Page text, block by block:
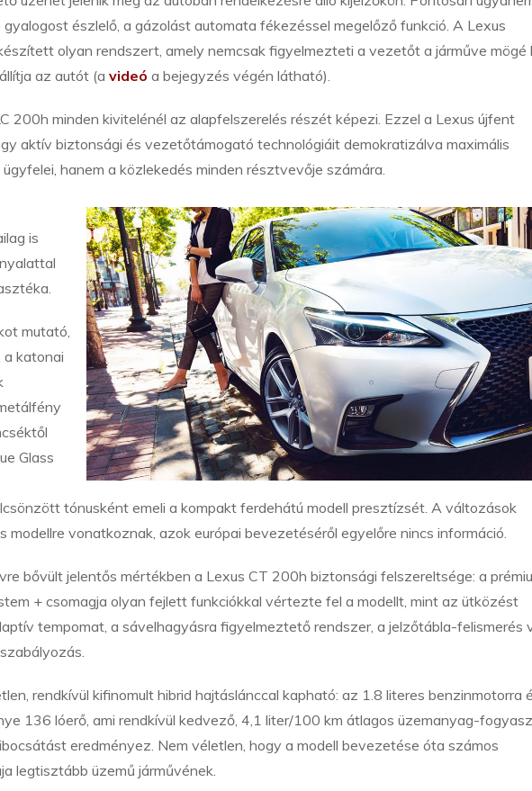
észlelő, a gázolást automata fékezéssel megelőző funkció. A Lexus
olyan rendszert, amely nemcsak figyelmezteti a vezetőt a járműve mögé
az autót (a videó a bejegyzés végén látható).
200h minden kivitelénél az alapfelszerelés részét képezi. Ezzel a Lexus újfent
aktív biztonsági és vezetőtámogató technológiáit demokratizálva maximális
hanem a közlekedés minden résztvevője számára.
is
mutató,
a katonai
Glass
tónusként emeli a kompakt ferdehátú modell presztízsét. A változások
modellre vonatkoznak, azok európai bevezetéséről egyelőre nincs információ.
bővült jelentős mértékben a Lexus CT 200h biztonsági felszereltsége: a
+ csomagja olyan fejlett funkciókkal vértezte fel a modellt, mint az ütközést
tempomat, a sávelhagyásra figyelmeztető rendszer, a jelzőtábla-felismerés
rendkívül kifinomult hibrid hajtáslánccal kapható: az 1.8 literes benzinmotorra
136 lóerő, ami rendkívül kedvező, 4,1 liter/100 km átlagos üzemanyag-
eredményez. Nem véletlen, hogy a modell bevezetése óta számos
legtisztább üzemű járművének.